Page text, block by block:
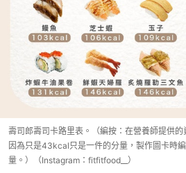
壽司郎壽司卡路里表。（編按：在營養師提供
因為只是43kcal只是一件的分量，製作圖卡時
量。）（Instagram：fitfitfood__）